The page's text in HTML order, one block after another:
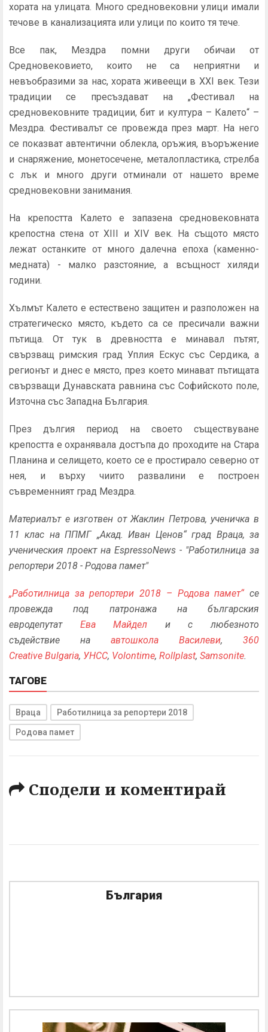
хората на улицата. Много средновековни улици имали
течове в канализацията или улици по които тя тече.
Все пак, Мездра помни други обичаи от
Средновековието, които не са неприятни и
невъобразими за нас, хората живеещи в XXI век. Тези
традиции се пресъздават на „Фестивал на
средновековните традиции, бит и култура – Калето“ –
Мездра. Фестивалът се провежда през март. На него
се показват автентични облекла, оръжия, въоръжение
и снаряжение, монетосечене, металопластика, стрелба
с лък и много други отминали от нашето време
средновековни занимания.
На крепостта Калето е запазена средновековната
крепостна стена от XIII и XIV век. На същото място
лежат останките от много далечна епоха (каменно-
медната) - малко разстояние, а всъщност хиляди
години.
Хълмът Калето е естествено защитен и разположен на
стратегическо място, където са се пресичали важни
пътища. От тук в древността е минавал пътят,
свързващ римския град Уплия Ескус със Сердика, а
регионът и днес е място, през което минават пътищата
свързващи Дунавската равнина със Софийското поле,
Източна със Западна България.
През дългия период на своето съществуване
крепостта е охранявала достъпа до проходите на Стара
Планина и селището, което се е простирало северно от
нея, и върху чиито развалини е построен
съвременният град Мездра.
Материалът е изготвен от Жаклин Петрова, ученичка в
11 клас на ППМГ „Акад. Иван Ценов“ град Враца, за
ученическия проект на EspressoNews - "Работилница за
репортери 2018 - Родова памет"
„Работилница за репортери 2018 – Родова памет“ се
провежда под патронажа на българския
евродепутатЕва Майдел и с любезното
съдействие на автошкола Василеви, 360
Creative Bulgaria, УНСС, Volontime, Rollplast, Samsonite.
ТАГОВЕ
Враца Работилница за репортери 2018
Родова памет
Сподели и коментирай
България